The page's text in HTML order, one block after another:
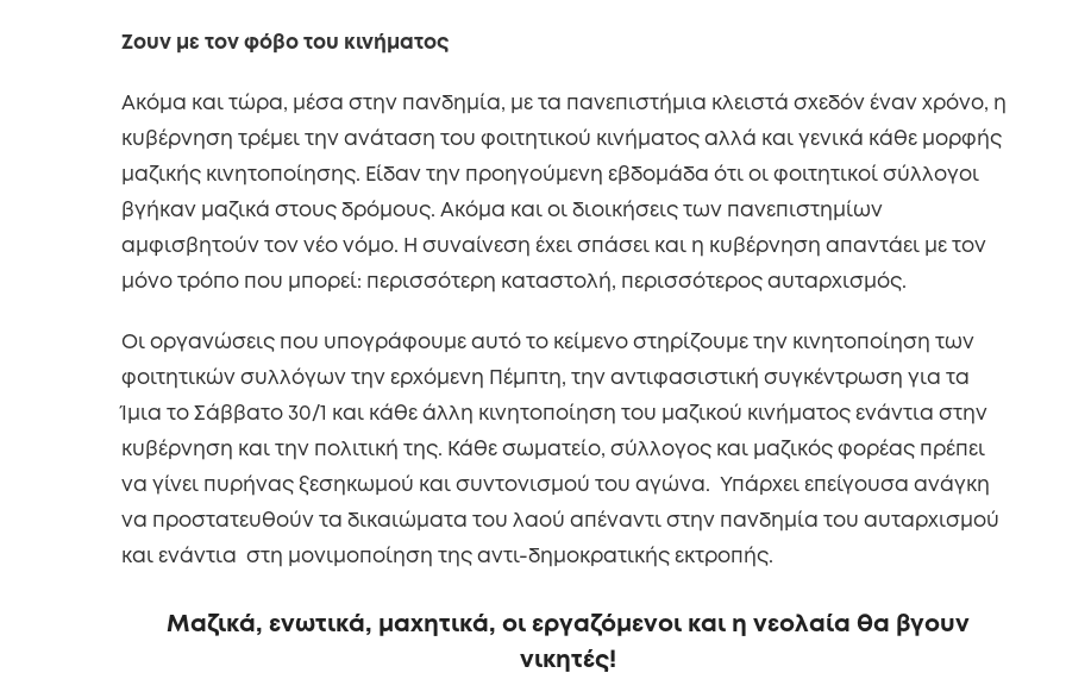
Ζουν με τον φόβο του κινήματος
Ακόμα και τώρα, μέσα στην πανδημία, με τα πανεπιστήμια κλειστά σχεδόν έναν χρόνο, η
κυβέρνηση τρέμει την ανάταση του φοιτητικού κινήματος αλλά και γενικά κάθε μορφής
μαζικής κινητοποίησης. Είδαν την προηγούμενη εβδομάδα ότι οι φοιτητικοί σύλλογοι
βγήκαν μαζικά στους δρόμους. Ακόμα και οι διοικήσεις των πανεπιστημίων
αμφισβητούν τον νέο νόμο. Η συναίνεση έχει σπάσει και η κυβέρνηση απαντάει με τον
μόνο τρόπο που μπορεί: περισσότερη καταστολή, περισσότερος αυταρχισμός.
Οι οργανώσεις που υπογράφουμε αυτό το κείμενο στηρίζουμε την κινητοποίηση των
φοιτητικών συλλόγων την ερχόμενη Πέμπτη, την αντιφασιστική συγκέντρωση για τα
Ίμια το Σάββατο 30/1 και κάθε άλλη κινητοποίηση του μαζικού κινήματος ενάντια στην
κυβέρνηση και την πολιτική της. Κάθε σωματείο, σύλλογος και μαζικός φορέας πρέπει
να γίνει πυρήνας ξεσηκωμού και συντονισμού του αγώνα. Υπάρχει επείγουσα ανάγκη
να προστατευθούν τα δικαιώματα του λαού απέναντι στην πανδημία του αυταρχισμού
και ενάντια στη μονιμοποίηση της αντι-δημοκρατικής εκτροπής.
Μαζικά, ενωτικά, μαχητικά, οι εργαζόμενοι και η νεολαία θα βγουν
νικητές!